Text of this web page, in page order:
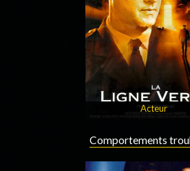
Acteur
Comportements